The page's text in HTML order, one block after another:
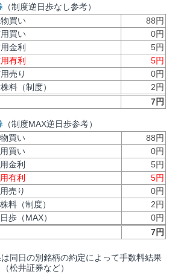
（制度逆日歩なし参考）
買い
88円
買い
0円
金利
5円
有利
5円
売り
0円
料（制度）
2円
7円
（制度MAX逆日歩参考）
買い
88円
買い
0円
金利
5円
有利
5円
売り
0円
料（制度）
2円
歩（MAX）
0円
7円
同日の別銘柄の約定によって手数料結果
松井証券など）